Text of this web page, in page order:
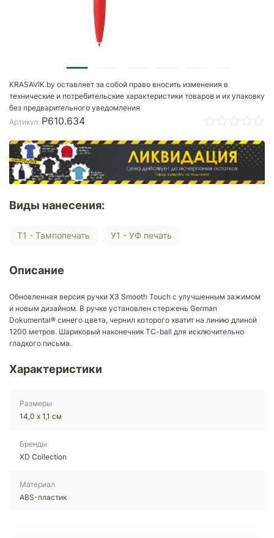
KRASAVIK.by оставляет за собой право вносить изменения в
технические и потребительские характеристики товаров и их упаковку
без предварительного уведомления
Артикул: P610.634
Виды нанесения:
Т1 - Тампопечать У1 - УФ печать
Описание
Обновленная версия ручки X3 Smooth Touch с улучшенным зажимом
и новым дизайном. В ручке установлен стержень German
Dokumental® синего цвета, чернил которого хватит на линию длиной
1200 метров. Шариковый наконечник TC-ball для исключительно
гладкого письма.
Характеристики
Размеры
14,0 х 1,1 см
Бренды
XD Collection
Материал
ABS-пластик